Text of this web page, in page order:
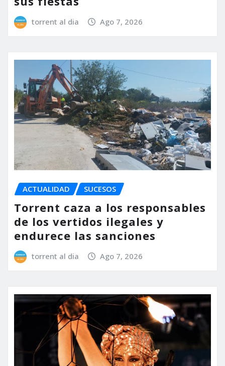
torrent al dia Ago 7, 2026
ACTUALIDAD SUCESOS
Torrent caza a los responsables
de los vertidos ilegales y
endurece las sanciones
torrent al dia Ago 7, 2026